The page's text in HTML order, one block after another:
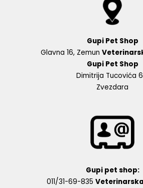
Gupi Pet Shop
Glavna 16, Zemun
Gupi Pet Shop
Dimitrija Tucovića
Zvezdara
Gupi pet shop:
011/31-69-835